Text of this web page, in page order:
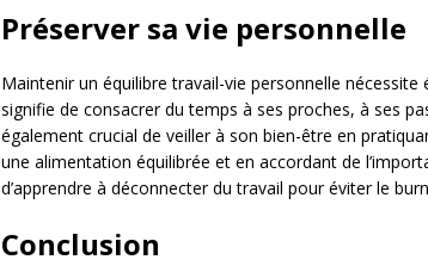
Préserver sa vie personnelle
Maintenir un équilibre travail-vie personnelle
signifie de consacrer du temps à ses proches, à ses
également crucial de veiller à son bien-être en
une alimentation équilibrée et en accordant de
d’apprendre à déconnecter du travail pour éviter le
Conclusion